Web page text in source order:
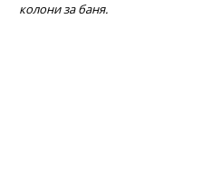
колони за баня.